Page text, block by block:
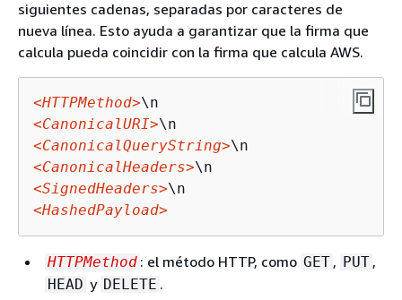
siguientes cadenas, separadas por caracteres de
nueva línea. Esto ayuda a garantizar que la firma que
calcula pueda coincidir con la firma que calcula AWS.
<HTTPMethod>
<CanonicalURI>
<CanonicalQueryString>
<CanonicalHeaders>
<SignedHeaders>
<HashedPayload>
HTTPMethod : el método HTTP, como GET , PUT ,
HEAD y DELETE .